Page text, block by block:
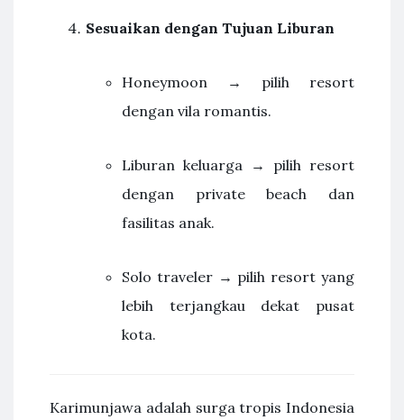
Sesuaikan dengan Tujuan Liburan
Honeymoon → pilih resort
dengan vila romantis.
Liburan keluarga → pilih resort
dengan private beach dan
fasilitas anak.
Solo traveler → pilih resort yang
lebih terjangkau dekat pusat
kota.
Karimunjawa adalah surga tropis Indonesia